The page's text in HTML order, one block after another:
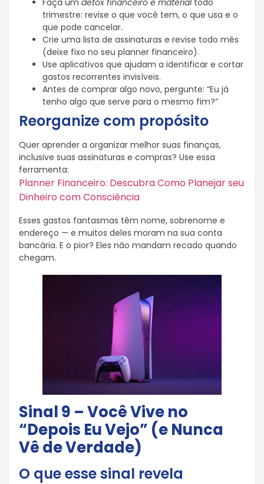
trimestre: revise o que você tem, o que usa e o
que pode cancelar.
Crie uma lista de assinaturas e revise todo mês
(deixe fixo no seu planner financeiro).
Use aplicativos que ajudam a identificar e cortar
gastos recorrentes invisíveis.
Antes de comprar algo novo, pergunte: “Eu já
tenho algo que serve para o mesmo fim?”
Reorganize com propósito
Quer aprender a organizar melhor suas finanças,
inclusive suas assinaturas e compras? Use essa
ferramenta:
Planner Financeiro: Descubra Como Planejar seu
Dinheiro com Consciência
Esses gastos fantasmas têm nome, sobrenome e
endereço — e muitos deles moram na sua conta
bancária. E o pior? Eles não mandam recado quando
chegam.
Sinal 9 – Você Vive no
“Depois Eu Vejo” (e Nunca
Vê de Verdade)
O que esse sinal revela